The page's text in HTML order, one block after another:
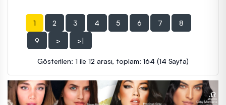
1 2 3 4 5 6 7 8
9 > >|
Gösterilen: 1 ile 12 arası, toplam: 164 (14 Sayfa)